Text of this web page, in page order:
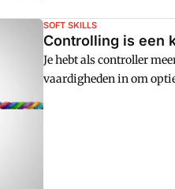
SOFT SKILLS
Controlling is een
Je hebt als controller
vaardigheden in om